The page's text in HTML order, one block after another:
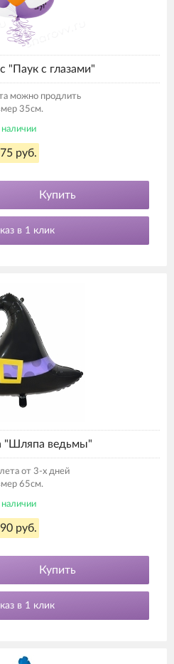
"Паук с глазами"
можно продлить
35см.
наличии
руб.
Купить
в 1 клик
"Шляпа ведьмы"
от 3-х дней
65см.
наличии
руб.
Купить
в 1 клик